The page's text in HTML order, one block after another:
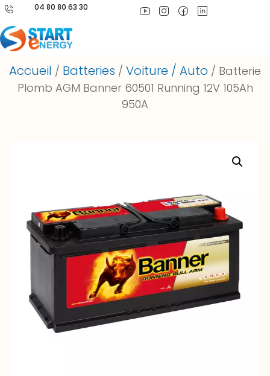
04 80 80 63 30
Accueil / Batteries / Voiture / Auto / Batterie
Plomb AGM Banner 60501 Running 12V 105Ah
950A